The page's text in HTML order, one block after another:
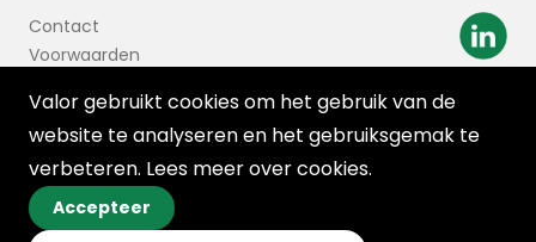
Contact
Voorwaarden
Valor gebruikt cookies om het gebruik van de
website te analyseren en het gebruiksgemak te
verbeteren. Lees meer overcookies.
Accepteer